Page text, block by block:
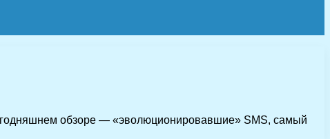
обзоре — «эволюционировавшие» SMS, самый